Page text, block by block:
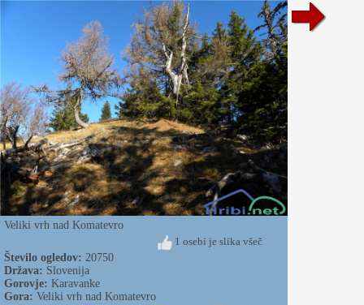
Veliki vrh nad Komatevro
1 osebi je slika všeč
Število ogledov: 20750
Država: Slovenija
Gorovje: Karavanke
Gora: Veliki vrh nad Komatevro